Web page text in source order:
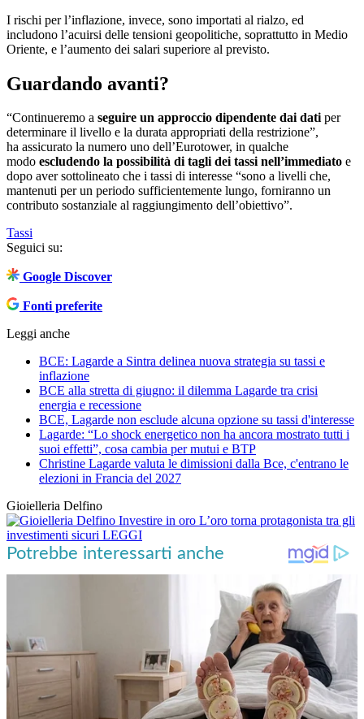
I rischi per l’inflazione, invece, sono importati al rialzo, ed
includono l’acuirsi delle tensioni geopolitiche, soprattutto in Medio
Oriente, e l’aumento dei salari superiore al previsto.
Guardando avanti?
“Continueremo a seguire un approccio dipendente dai datiper
determinare il livello e la durata appropriati della restrizione”,
ha assicurato la numero uno dell’Eurotower, in qualche
modo escludendo la possibilità di tagli dei tassi nell’immediato e
dopo aver sottolineato che i tassi di interesse “sono a livelli che,
mantenuti per un periodo sufficientemente lungo, forniranno un
contributo sostanziale al raggiungimento dell’obiettivo”.
Tassi
Seguici su:
Google Discover
Fonti preferite
Leggi anche
BCE: Lagarde a Sintra delinea nuova strategia su tassi e
inflazione
BCE alla stretta di giugno: il dilemma Lagarde tra crisi
energia e recessione
BCE, Lagarde non esclude alcuna opzione su tassi d'interesse
Lagarde: “Lo shock energetico non ha ancora mostrato tutti i
suoi effetti”, cosa cambia per mutui e BTP
Christine Lagarde valuta le dimissioni dalla Bce, c'entrano le
elezioni in Francia del 2027
Gioielleria Delfino
Investire in oro L’oro torna protagonista tra gli
investimenti sicuri LEGGI